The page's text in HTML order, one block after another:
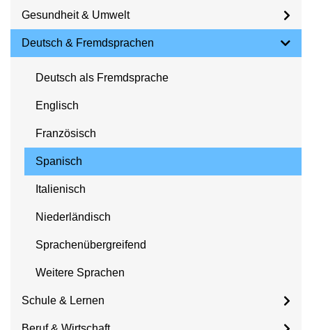
Gesundheit & Umwelt
Deutsch & Fremdsprachen
Deutsch als Fremdsprache
Englisch
Französisch
Spanisch
Italienisch
Niederländisch
Sprachenübergreifend
Weitere Sprachen
Schule & Lernen